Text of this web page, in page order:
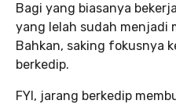
Bagi yang biasanya
yang lelah sudah menjadi
Bahkan, saking fokusnya
berkedip.
FYI, jarang berkedip